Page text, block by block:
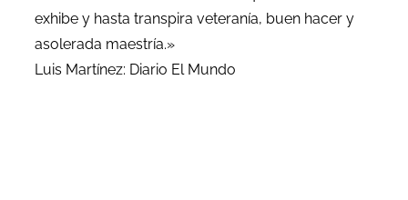
exhibe y hasta transpira veteranía, buen hacer y
asolerada maestría.»
Luis Martínez: Diario El Mundo